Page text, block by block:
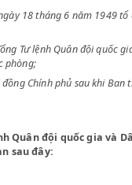
ngày 1 tháng 5 năm
chức Bộ Tổng Tư lệnh
ngày 18 tháng 6 năm
Tổng Tư lệnh Quân đội
phòng;
đồng Chính phủ sau